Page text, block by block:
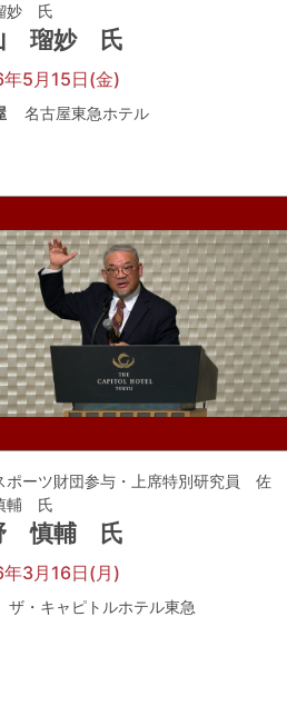
妙 氏
瑠妙 氏
5月15日(金)
名古屋東急ホテル
ポーツ財団参与・上席特別研究員 佐
輔 氏
慎輔 氏
3月16日(月)
ザ・キャピトルホテル東急